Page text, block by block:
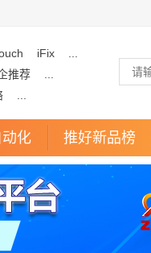
iFix
推荐
化 推好新品榜